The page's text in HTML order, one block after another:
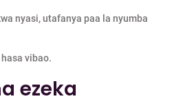
nyasi, utafanya paa la nyumba
vibao.
ezeka